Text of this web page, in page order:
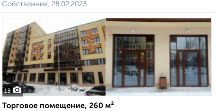
Собственник, 28.02.2023
15
Торговое помещение, 260 м²